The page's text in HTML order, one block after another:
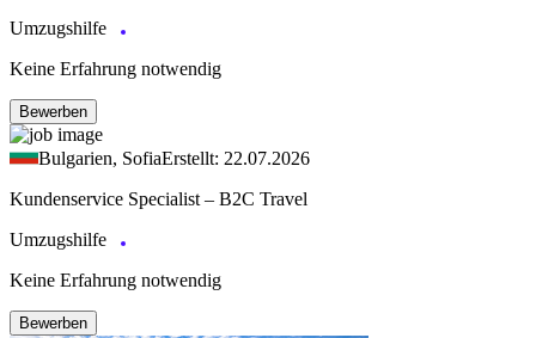
Umzugshilfe
Keine Erfahrung notwendig
Bewerben
Bulgarien, SofiaErstellt: 22.07.2026
Kundenservice Specialist – B2C Travel
Umzugshilfe
Keine Erfahrung notwendig
Bewerben